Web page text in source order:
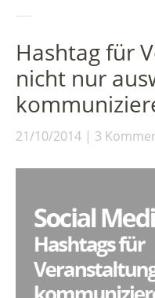
Hashtag für
nicht nur
21/10/2014 3